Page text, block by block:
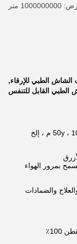
متر
الشاش الطبي للإرقاء,
الطبي القابل للتنفس
بمرور الهواء
والضمادات